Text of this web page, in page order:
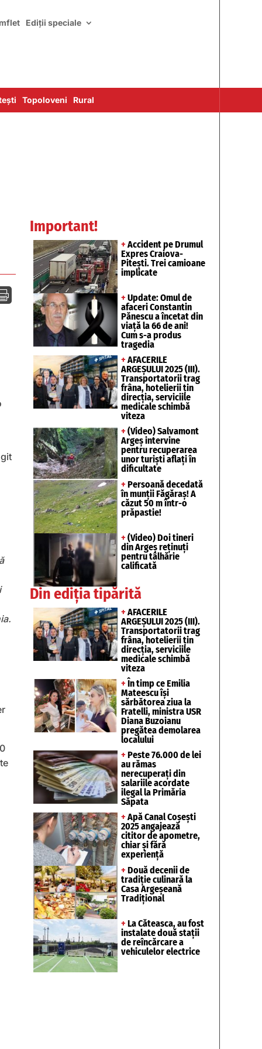
Ediții speciale
Topoloveni Rural
Important!
+ Accident pe Drumul
Expres Craiova-
Pitești. Trei camioane
implicate
+ Update: Omul de
afaceri Constantin
Pănescu a încetat din
viață la 66 de ani!
Cum s-a produs
tragedia
+ AFACERILE
ARGEȘULUI 2025 (III).
Transportatorii trag
frâna, hotelierii țin
direcția, serviciile
medicale schimbă
viteza
+ (Video) Salvamont
Argeș intervine
pentru recuperarea
unor turişti aflaţi în
dificultate
+ Persoană decedată
în munții Făgăraș! A
căzut 50 m într-o
prăpastie!
+ (Video) Doi tineri
din Argeș reținuți
pentru tâlhărie
calificată
Din ediția tipărită
+ AFACERILE
ARGEȘULUI 2025 (III).
Transportatorii trag
frâna, hotelierii țin
direcția, serviciile
medicale schimbă
viteza
+ În timp ce Emilia
Mateescu își
sărbătorea ziua la
Fratelli, ministra USR
Diana Buzoianu
pregătea demolarea
localului
+ Peste 76.000 de lei
au rămas
nerecuperați din
salariile acordate
ilegal la Primăria
Săpata
+ Apă Canal Coșești
2025 angajează
cititor de apometre,
chiar și fără
experiență
+ Două decenii de
tradiție culinară la
Casa Argeșeană
Tradițional
+ La Căteasca, au fost
instalate două stații
de reîncărcare a
vehiculelor electrice